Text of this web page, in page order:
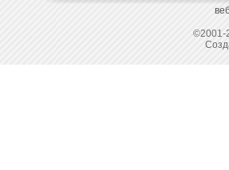
©2001-